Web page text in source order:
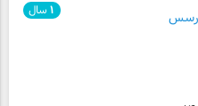
۱ سال